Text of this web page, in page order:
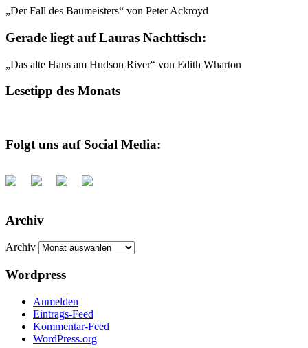
„Der Fall des Baumeisters“ von Peter Ackroyd
Gerade liegt auf Lauras Nachttisch:
„Das alte Haus am Hudson River“ von Edith Wharton
Lesetipp des Monats
Folgt uns auf Social Media:
Archiv
Archiv
Wordpress
Anmelden
Eintrags-Feed
Kommentar-Feed
WordPress.org